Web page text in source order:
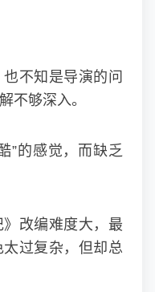
不知是导演的问
不够深入。
”的感觉，而缺乏
改编难度大，最
过复杂，但却总